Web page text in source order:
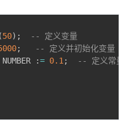
(50) ;
-- 定义变量
;
-- 定义并初始化变量
:
= 0.1 ;
-- 定义常量